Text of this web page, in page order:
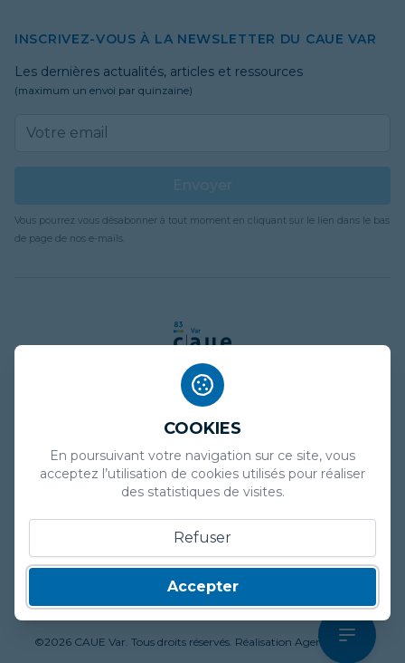
INSCRIVEZ-VOUS À LA NEWSLETTER DU CAUE VAR
Les dernières actualités, articles et ressources
(maximum un envoi par quinzaine)
Vous pourrez vous désabonner à tout moment en cliquant sur le lien dans le bas
de page de nos e-mails.
Politique de confidentialité
Marchés publics
Presse
Contact
©2026 CAUE Var. Tous droits réservés. Réalisation Agence Declik
COOKIES
En poursuivant votre navigation sur ce site, vous
acceptez l’utilisation de cookies utilisés pour réaliser
des statistiques de visites.
Refuser
Accepter